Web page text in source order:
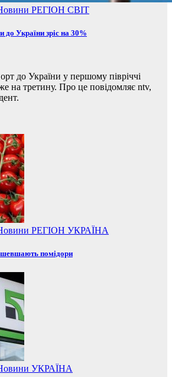
РЕГІОН СВІТ
до України зріс на 30%
до України у першому півріччі
на третину. Про це повідомляє ntv,
РЕГІОН УКРАЇНА
помідори
УКРАЇНА